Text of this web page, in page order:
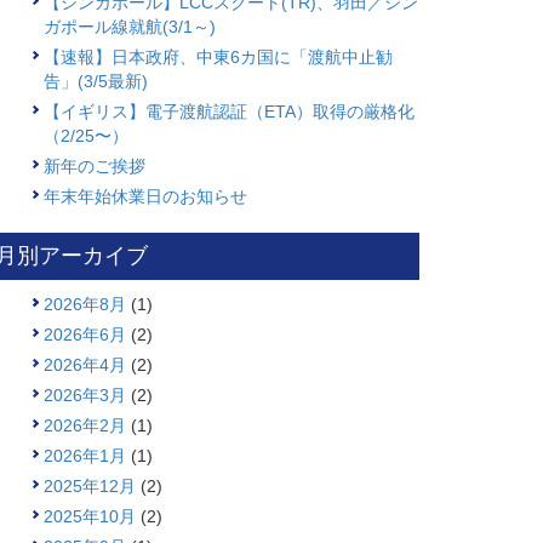
ガポール線就航(3/1～)
【速報】日本政府、中東6カ国に「渡航中止勧
告」(3/5最新)
【イギリス】電子渡航認証（ETA）取得の厳格化
（2/25〜）
新年のご挨拶
年末年始休業日のお知らせ
月別アーカイブ
2026年8月 (1)
2026年6月 (2)
2026年4月 (2)
2026年3月 (2)
2026年2月 (1)
2026年1月 (1)
2025年12月 (2)
2025年10月 (2)